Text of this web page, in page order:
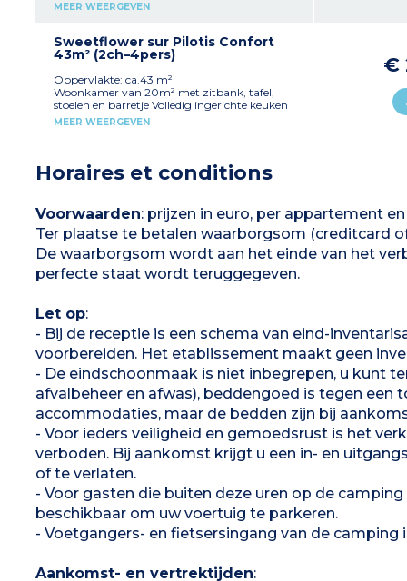
doucheruimte met douche, wastafel, wc
Overdekt terras (m²) met tuinmeubelen
Maximale capaciteit 4 personen inclusief
baby
Let op
- Afsluiting van de accommodatie met een
hangslot
MEER WEERGEVEN
Sweetflower sur Pilotis Confort
43m² (2ch–4pers)
Oppervlakte: ca.43 m²
Woonkamer van 20m² met zitbank, tafel,
stoelen en barretje Volledig ingerichte keuken
(kookplaat, koelkast/vriezer, magnetron,
cm) 1 doucheruimte met douche, wastafel
Aparte wc Televisie Halfoverdekt terras (van
strandstoelen
Maximale capaciteit van 4
personen
Opmerking
- Voetgangersgebied, parkeergelegenheid in de
buurt
- Op palen: toegang via 5 treden
MEER WEERGEVEN
€
Horaires et conditions
Voorwaarden: prijzen in euro, per appartement
Ter plaatse te betalen waarborgsom (creditcard
De waarborgsom wordt aan het einde van het
perfecte staat wordt teruggegeven.
Let op:
- Bij de receptie is een schema van eind-
voorbereiden. Het etablissement maakt geen
- De eindschoonmaak is niet inbegrepen, u kunt
afvalbeheer en afwas), beddengoed is tegen
accommodaties, maar de bedden zijn bij
- Voor ieders veiligheid en gemoedsrust is het
verboden. Bij aankomst krijgt u een in- en
of te verlaten.
- Voor gasten die buiten deze uren op de
beschikbaar om uw voertuig te parkeren.
- Voetgangers- en fietsersingang van de camping
Aankomst- en vertrektijden: